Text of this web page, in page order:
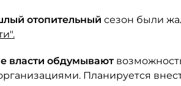
отопительный сезон были
власти обдумывают
Планируется